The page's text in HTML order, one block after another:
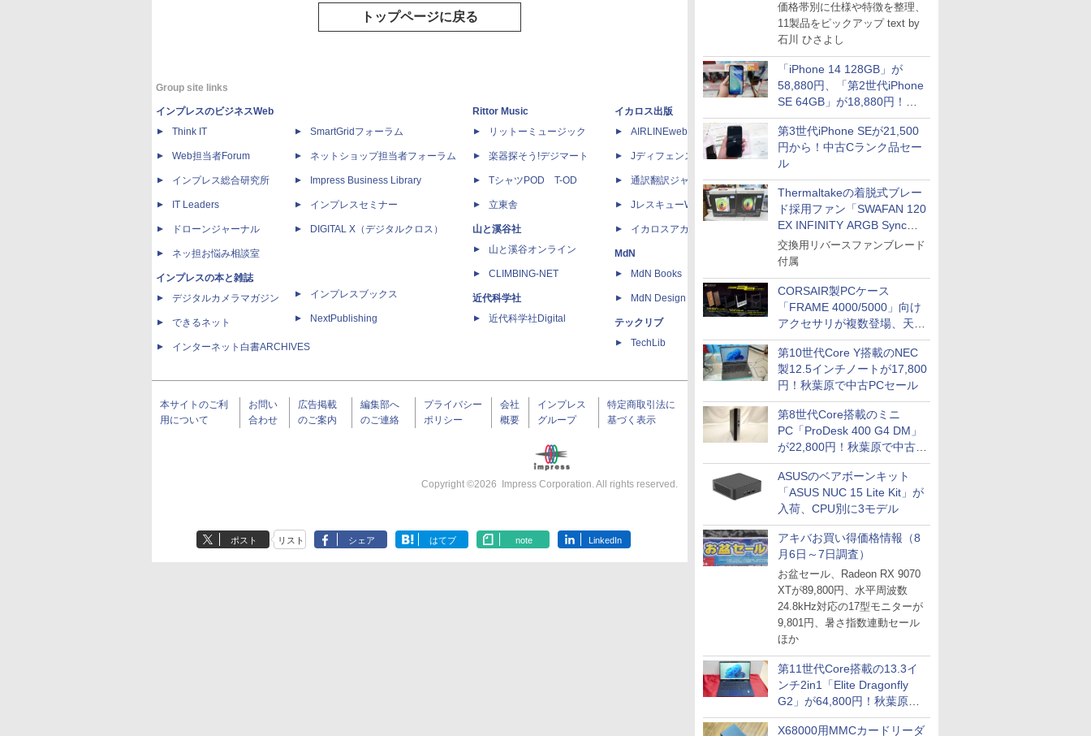
価格帯別に仕様や特徴を整理、
11製品をピックアップ text by
石川 ひさよし
「iPhone 14 128GB」が
58,880円、「第2世代iPhone
SE 64GB」が18,880円！中
古Bランク品セール
第3世代iPhone SEが21,500
円から！中古Cランク品セー
ル
Thermaltakeの着脱式ブレー
ド採用ファン「SWAFAN 120
EX INFINITY ARGB Sync」
に単品パッケージ
交換用リバースファンブレード
付属
CORSAIR製PCケース
「FRAME 4000/5000」向け
アクセサリが複数登場、天然
木製パネルや背面コネクタ対
応トレイなど
第10世代Core Y搭載のNEC
製12.5インチノートが17,800
円！秋葉原で中古PCセール
第8世代Core搭載のミニ
PC「ProDesk 400 G4 DM」
が22,800円！秋葉原で中古
PCセール
ASUSのベアボーンキット
「ASUS NUC 15 Lite Kit」が
入荷、CPU別に3モデル
アキバお買い得価格情報（8
月6日～7日調査）
お盆セール、Radeon RX 9070
XTが89,800円、水平周波数
24.8kHz対応の17型モニターが
9,801円、暑さ指数連動セール
ほか
第11世代Core搭載の13.3イ
ンチ2in1「Elite Dragonfly
G2」が64,800円！秋葉原で
中古PCセール
X68000用MMCカードリーダ
トップページに戻る
Group site links
インプレスのビジネスWeb
Think IT
Web担当者Forum
インプレス総合研究所
IT Leaders
ドローンジャーナル
ネッ担お悩み相談室
インプレスの本と雑誌
デジタルカメラマガジン
できるネット
インターネット白書ARCHIVES
SmartGridフォーラム
ネットショップ担当者フォーラム
Impress Business Library
インプレスセミナー
DIGITAL X（デジタルクロス）
インプレスブックス
NextPublishing
Rittor Music
リットーミュージック
楽器探そう!デジマート
TシャツPOD T-OD
立東舎
山と溪谷社
山と溪谷オンライン
CLIMBING-NET
近代科学社
近代科学社Digital
イカロス出版
AIRLINEweb
Jディフェンスニュース
通訳翻訳ジャーナル
JレスキューWeb
イカロスアカデミー
MdN
MdN Books
MdN Design Interactive
テックリブ
TechLib
天海社
Comic curea
impress QuickBooks
PUBFUN
パブファンセルフ
IPGネットワーク
TシャツPOD pTa.shop
カスタム写真集POD fabli
Impress Group Publication Informa
本サイトのご利
用について
お問い
合わせ
広告掲載
のご案内
編集部へ
のご連絡
プライバシー
ポリシー
会社
概要
インプレス
グループ
特定商取引法に
基づく表示
Copyright ©2026 Impress Corporation. All rights reserved.
ポスト リスト シェア はてブ note LinkedIn